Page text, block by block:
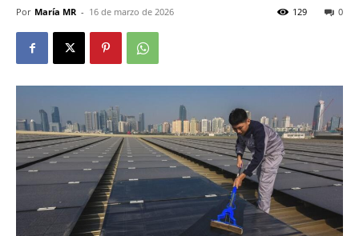
Por María MR - 16 de marzo de 2026 0
129